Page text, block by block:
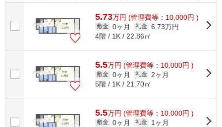
5.73万円 (管理費等：10,000円 )
敷金 0ヶ月 礼金 6.73万円
4階 / 1K / 22.86㎡
5.5万円 (管理費等：10,000円 )
敷金 0ヶ月 礼金
2ヶ月
5階 / 1K / 21.70㎡
5.5万円 (管理費等：10,000円 )
敷金 0ヶ月 礼金
1ヶ月